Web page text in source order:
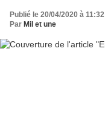
Publié le 20/04/2020 à 11:32
Par Mil et une